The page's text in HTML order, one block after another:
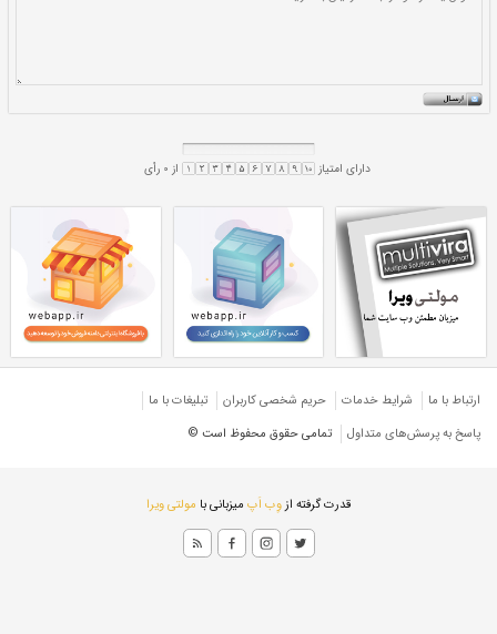
لوله تست آب 4 اینچ
لوله تست آب ۴ اینچ
لوله تست آب 4 میل
لوله تست آب ۴ میل
لوله تهران
تست آب تهران ارتباط با ما شرایط خدمات حريم شخصی كاربران
تبليغات با ما
پاسخ به پرسش‌های متداول
تمامی حقوق محفوظ است ©
قدرت گرفته ازوِب اَپ میزبانی با مولتی ویرا